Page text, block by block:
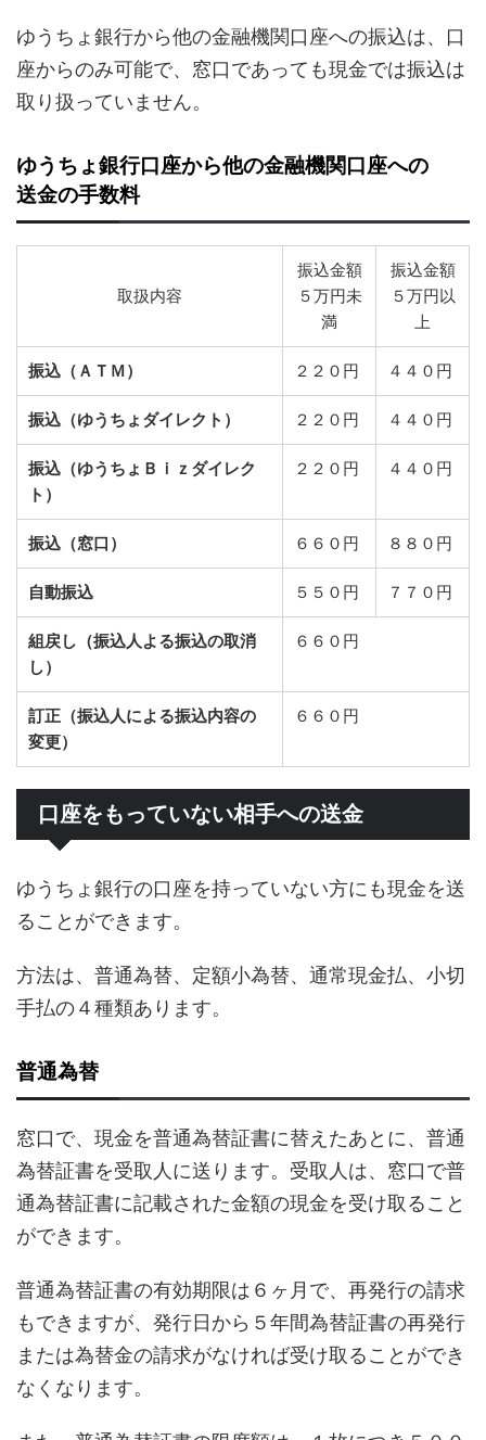
ゆうちょ銀行から他の金融機関口座への振込は、口
座からのみ可能で、窓口であっても現金では振込は
取り扱っていません。
ゆうちょ銀行口座から他の金融機関口座への
送金の手数料
取扱内容
振込金額
５万円未
満
振込金額
５万円以
上
振込（ＡＴＭ） ２２０円 ４４０円
振込（ゆうちょダイレクト） ２２０円 ４４０円
振込（ゆうちょＢｉｚダイレク
ト）
２２０円 ４４０円
振込（窓口） ６６０円 ８８０円
自動振込 ５５０円 ７７０円
組戻し（振込人よる振込の取消
し）
６６０円
訂正（振込人による振込内容の
変更）
６６０円
口座をもっていない相手への送金
ゆうちょ銀行の口座を持っていない方にも現金を送
ることができます。
方法は、普通為替、定額小為替、通常現金払、小切
手払の４種類あります。
普通為替
窓口で、現金を普通為替証書に替えたあとに、普通
為替証書を受取人に送ります。受取人は、窓口で普
通為替証書に記載された金額の現金を受け取ること
ができます。
普通為替証書の有効期限は６ヶ月で、再発行の請求
もできますが、発行日から５年間為替証書の再発行
または為替金の請求がなければ受け取ることができ
なくなります。